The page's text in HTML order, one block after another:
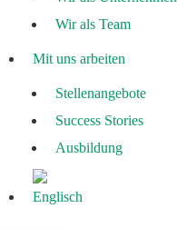
Wir als Team
Mit uns arbeiten
Stellenangebote
Success Stories
Ausbildung